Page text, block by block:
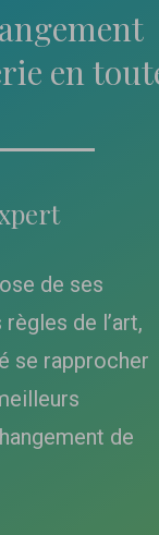
en
de ses
de l’art,
se rapprocher
de